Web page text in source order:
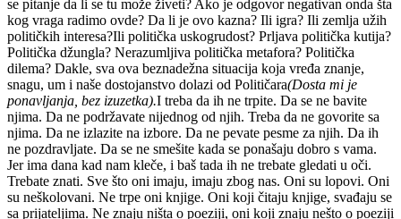
se pitanje da li se tu može živeti? Ako je odgovor negativan onda šta
kog vraga radimo ovde? Da li je ovo kazna? Ili igra? Ili zemlja užih
političkih interesa?Ili politička uskogrudost? Prljava politička kutija?
Politička džungla? Nerazumljiva politička metafora? Politička
dilema? Dakle, sva ova beznadežna situacija koja vređa znanje,
snagu, um i naše dostojanstvo dolazi od Političara(Dosta mi je
ponavljanja, bez izuzetka).I treba da ih ne trpite. Da se ne bavite
njima. Da ne podržavate nijednog od njih. Treba da ne govorite sa
njima. Da ne izlazite na izbore. Da ne pevate pesme za njih. Da ih
ne pozdravljate. Da se ne smešite kada se ponašaju dobro s vama.
Jer ima dana kad nam kleče, i baš tada ih ne trebate gledati u oči.
Trebate znati. Sve što oni imaju, imaju zbog nas. Oni su lopovi. Oni
su neškolovani. Ne trpe oni knjige. Oni koji čitaju knjige, svađaju se
sa prijateljima. Ne znaju ništa o poeziji, oni koji znaju nešto o poeziji